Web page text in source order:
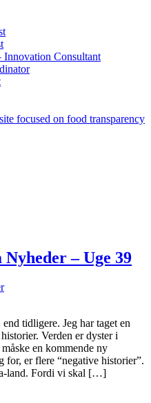
Innovation Consultant
focused on food transparency
– Uge 39
tidligere. Jeg har taget en
Verden er dyster i
en kommende ny
for, er flere “negative historier”.
land. Fordi vi skal […]